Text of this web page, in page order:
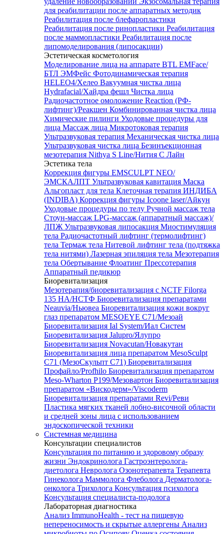
для реабилитации после аппаратных методик
Реабилитация после блефаропластики
Реабилитация после ринопластики Реабилитация
после маммопластики Реабилитация после
липомоделирования (липосакции)
Эстетическая косметология
Моделирование лица на аппарате BTL EMFace/
БТЛ ЭМФейс Фотодинамическая терапия
HELEO4/Хелео Вакуумная чистка лица
Hydrafacial/Хайдра фешл Чистка лица
Радиочастотное омоложение Reaction (РФ-
лифтинг)/Реакшен Комбинированная чистка лица
Химические пилинги Уходовые процедуры для
лица Массаж лица Микротоковая терапия
Ультразвуковая терапия Механическая чистка лица
Ультразвуковая чистка лица Безинъекционная
мезотерапия Nithya S Line/Нития С Лайн
Эстетика тела
Коррекция фигуры EMSCULPT NEO/
ЭМСКАЛПТ Ультразвуковая кавитация Маска
Альгопласт для тела Клеточная терапия ИНДИБА
(INDIBA) Коррекция фигуры Icoone laser/Айкун
Уходовые процедуры по телу Ручной массаж тела
Стоун-массаж LPG-массаж (аппаратный массаж)/
ЛПЖ Ультразвуковая липосакция Миостимуляция
тела Радиочастотный лифтинг (термолифтинг)
тела Термаж тела Нитевой лифтинг тела (подтяжка
тела нитями) Лазерная эпиляция тела Мезотерапия
тела Обертывание Флоатинг Прессотерапия
Аппаратный педикюр
Биоревитализация
Мезотерапия/биоревитализация с NCTF Filorga
135 HA/НСТФ Биоревитализация препаратами
Neauvia/Ньювеа Биоревитализация кожи вокруг
глаз препаратом MESOEYE C71/Мезоай
Биоревитализация Ial System/Иал Систем
Биоревитализация Jalupro/Ялупро
Биоревитализация Novacutan/Новакутан
Биоревитализация лица препаратом MesoSculpt
C71 (МезоСкульпт С71) Биоревитализация
Профайло/Profhilo Биоревитализация препаратом
Meso-Wharton P199/Мезовартон Биоревитализация
препаратом «Вискодерм»/Viscoderm
Биоревитализация препаратами Revi/Реви
Пластика мягких тканей лобно-височной области
и средней зоны лица с использованием
эндоскопической техники
Системная медицина
Консультации специалистов
Консультация по питанию и здоровому образу
жизни Эндокринолога Гастроэнтеролога-
диетолога Невролога Озонотерапевта Терапевта
Гинеколога Маммолога Флеболога Дерматолога-
онколога Трихолога Консультация психолога
Консультация специалиста-подолога
Лабораторная диагностика
Анализ ImmunoHealth - тест на пищевую
непереносимость и скрытые аллергены Анализ